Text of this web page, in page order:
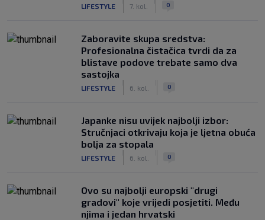
LIFESTYLE 7. kol. 0
Zaboravite skupa sredstva:
Profesionalna čistačica tvrdi da za
blistave podove trebate samo dva
sastojka
LIFESTYLE 6. kol. 0
Japanke nisu uvijek najbolji izbor:
Stručnjaci otkrivaju koja je ljetna obuća
bolja za stopala
LIFESTYLE 6. kol. 0
Ovo su najbolji europski "drugi
gradovi" koje vrijedi posjetiti. Među
njima i jedan hrvatski